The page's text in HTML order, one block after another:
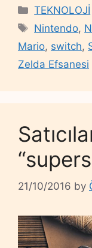
Categories
TEKNOLOJİ
Tags
Nintendo,
Mario, switch,
Zelda Efsanesi
21/10/2016 by